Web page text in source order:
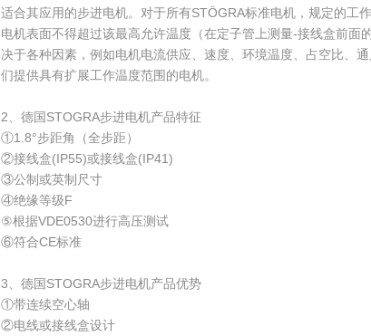
适合其应用的步进电机。对于所有STÖGRA标准电机，规定的工
电机表面不得超过该最高允许温度（在定子管上测量-接线盒前面
决于各种因素，例如电机电流供应、速度、环境温度、占空比、
们提供具有扩展工作温度范围的电机。
2、德国STOGRA步进电机产品特征
①1.8°步距角（全步距）
②接线盒(IP55)或接线盒(IP41)
③公制或英制尺寸
④绝缘等级F
⑤根据VDE0530进行高压测试
⑥符合CE标准
3、德国STOGRA步进电机产品优势
①带连续空心轴
②电线或接线盒设计